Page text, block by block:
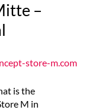
–
store-m.com
is the
M in